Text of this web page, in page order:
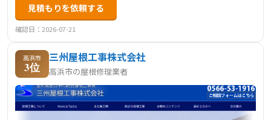
見積もりを依頼する
確認日：2026-07-21
高浜市
3位
三州屋根工事株式会社
高浜市の屋根修理業者